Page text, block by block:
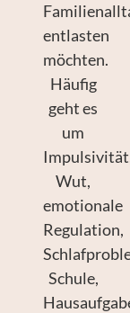
entlasten
möchten.
Häufig
geht es
um
Wut,
emotionale
Regulation,
Schule,